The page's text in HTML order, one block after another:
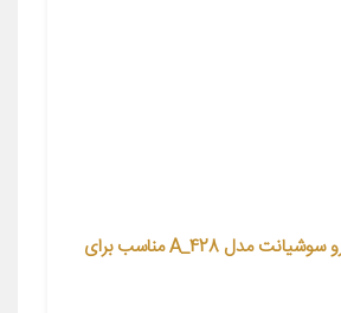
روکش صندلی خودرو سوشیانت مدل A_428 مناسب برای